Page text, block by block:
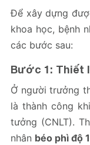
Để xây dựng
khoa học, bệnh
các bước sau:
Bước 1: Thiết
Ở người trưởng
là thành công
tưởng (CNLT).
nhân béo phì độ 1